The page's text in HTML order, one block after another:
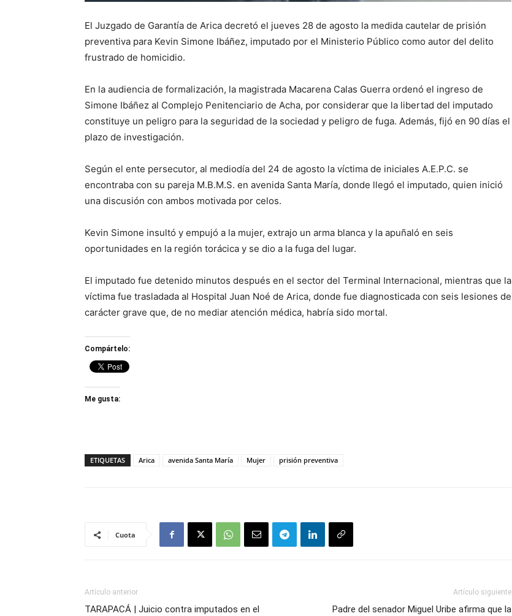
El Juzgado de Garantía de Arica decretó el jueves 28 de agosto la medida cautelar de prisión
preventiva para Kevin Simone Ibáñez, imputado por el Ministerio Público como autor del delito
frustrado de homicidio.
En la audiencia de formalización, la magistrada Macarena Calas Guerra ordenó el ingreso de
Simone Ibáñez al Complejo Penitenciario de Acha, por considerar que la libertad del imputado
constituye un peligro para la seguridad de la sociedad y peligro de fuga. Además, fijó en 90 días el
plazo de investigación.
Según el ente persecutor, al mediodía del 24 de agosto la víctima de iniciales A.E.P.C. se
encontraba con su pareja M.B.M.S. en avenida Santa María, donde llegó el imputado, quien inició
una discusión con ambos motivada por celos.
Kevin Simone insultó y empujó a la mujer, extrajo un arma blanca y la apuñaló en seis
oportunidades en la región torácica y se dio a la fuga del lugar.
El imputado fue detenido minutos después en el sector del Terminal Internacional, mientras que la
víctima fue trasladada al Hospital Juan Noé de Arica, donde fue diagnosticada con seis lesiones de
carácter grave que, de no mediar atención médica, habría sido mortal.
Compártelo:
Me gusta:
ETIQUETAS Arica avenida Santa María Mujer prisión preventiva
Cuota
Artículo anterior
TARAPACÁ | Juicio contra imputados en el
Artículo siguiente
Padre del senador Miguel Uribe afirma que la